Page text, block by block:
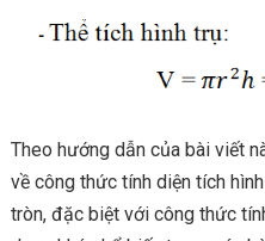
Theo hướng dẫn của bài viết
về công thức tính diện tích
tròn, đặc biệt với công thức